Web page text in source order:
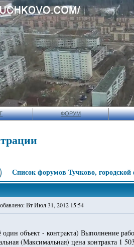
ФОРУМ
Список форумов Тучково,
Вт Июл 31, 2012 15:54
объект - контракта) Выполнение
(Максимальная) цена контракта 1